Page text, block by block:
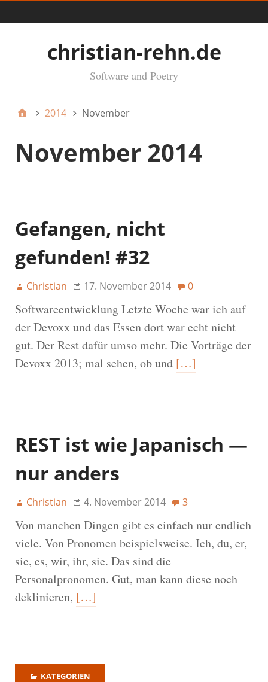
christian-rehn.de
Software and Poetry
2014 November
November 2014
Gefangen, nicht
gefunden! #32
Christian 17. November 2014 0
Softwareentwicklung Letzte Woche war ich auf
der Devoxx und das Essen dort war echt nicht
gut. Der Rest dafür umso mehr. Die Vorträge der
Devoxx 2013; mal sehen, ob und […]
REST ist wie Japanisch —
nur anders
Christian 4. November 2014 3
Von manchen Dingen gibt es einfach nur endlich
viele. Von Pronomen beispielsweise. Ich, du, er,
sie, es, wir, ihr, sie. Das sind die
Personalpronomen. Gut, man kann diese noch
deklinieren, […]
KATEGORIEN